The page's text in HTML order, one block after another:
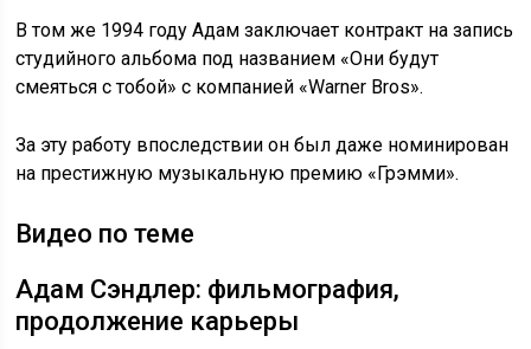
В том же 1994 году Адам заключает контракт на запись
студийного альбома под названием «Они будут
смеяться с тобой» с компанией «Warner Bros».
За эту работу впоследствии он был даже номинирован
на престижную музыкальную премию «Грэмми».
Видео по теме
Адам Сэндлер: фильмография,
продолжение карьеры